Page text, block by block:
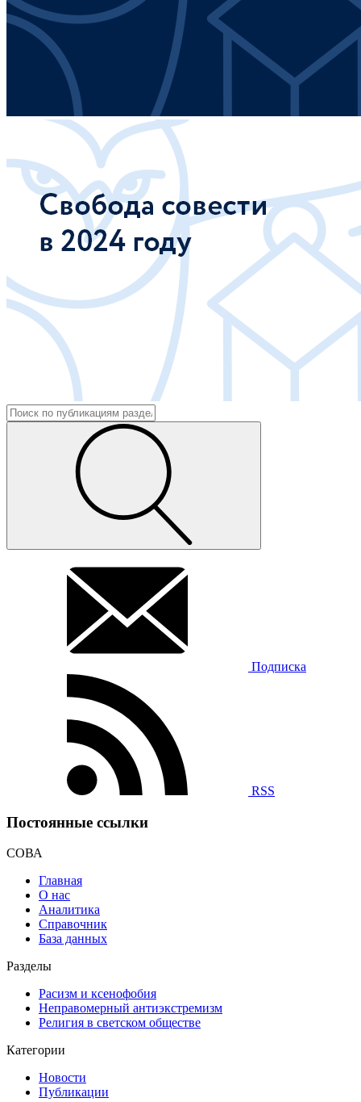
Подписка
RSS
Постоянные ссылки
СОВА
Главная
О нас
Аналитика
Справочник
База данных
Разделы
Расизм и ксенофобия
Неправомерный антиэкстремизм
Религия в светском обществе
Категории
Новости
Публикации